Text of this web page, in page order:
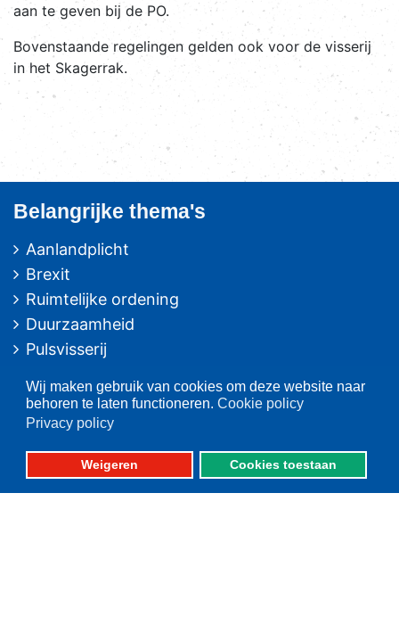
Wij maken gebruik van cookies om deze website naar
behoren te laten functioneren. Cookie policy
Privacy policy
Weigeren Cookies toestaan
aan te geven bij de PO.
Bovenstaande regelingen gelden ook voor de visserij
in het Skagerrak.
Belangrijke thema's
Aanlandplicht
Brexit
Ruimtelijke ordening
Duurzaamheid
Pulsvisserij
Algemeen/Overig beleid
Vissers voor schone zee
Op deze website